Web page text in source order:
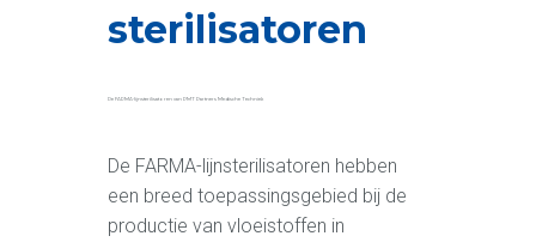
sterilisatoren
De FARMA-lijnsterilisatoren van PMT Partners Medische Techniek
De FARMA-lijnsterilisatoren hebben
een breed toepassingsgebied bij de
productie van vloeistoffen in